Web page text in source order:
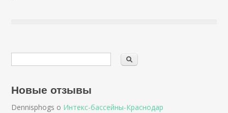
Новые отзывы
Dennisphogs о Интекс-бассейны-Краснодар